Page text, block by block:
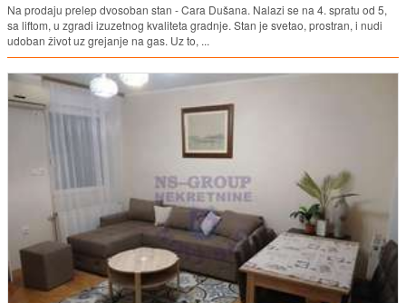
Na prodaju prelep dvosoban stan - Cara Dušana. Nalazi se na 4. spratu od 5,
sa liftom, u zgradi izuzetnog kvaliteta gradnje. Stan je svetao, prostran, i nudi
udoban život uz grejanje na gas. Uz to, ...